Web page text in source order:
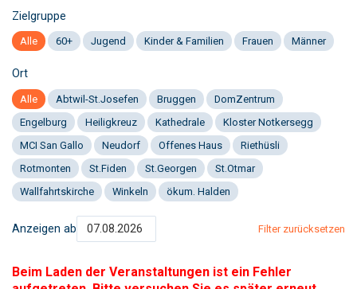
Zielgruppe
Alle 60+ Jugend Kinder & Familien Frauen Männer
Ort
Alle Abtwil-St.Josefen Bruggen
DomZentrum
Engelburg
Heiligkreuz Kathedrale
Kloster Notkersegg
MCI San Gallo
Neudorf Offenes Haus
Riethüsli
Rotmonten
St.Fiden St.Georgen
St.Otmar
Wallfahrtskirche
Winkeln ökum. Halden
Anzeigen ab Filter zurücksetzen
Beim Laden der Veranstaltungen ist ein Fehler